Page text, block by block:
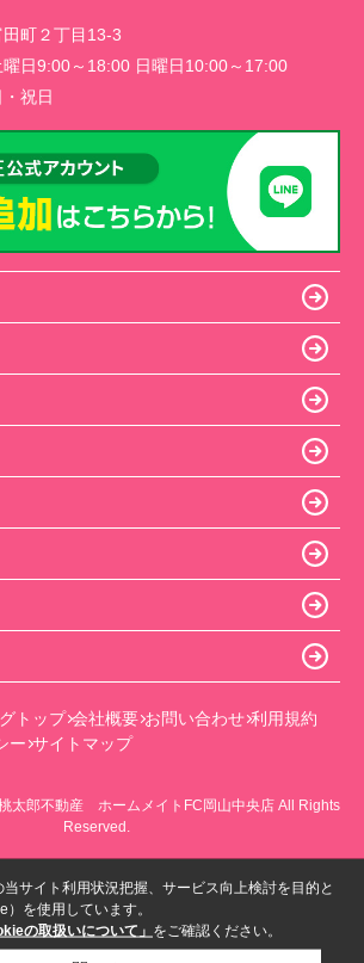
町２丁目13-3
曜日9:00～18:00 日曜日10:00～17:00
祝日
トップ 会社概要 お問い合わせ 利用規約
ー サイトマップ
太郎不動産 ホームメイトFC岡山中央店 All Rights
Reserved.
サイト利用状況把握、サービス向上検討を目的と
を使用しています。
の取扱いについて」 をご確認ください。